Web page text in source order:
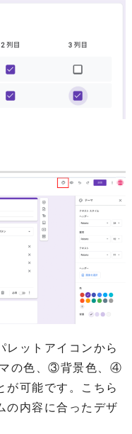
レットアイコンから
の色、③背景色、④
が可能です。こちら
の内容に合ったデザ